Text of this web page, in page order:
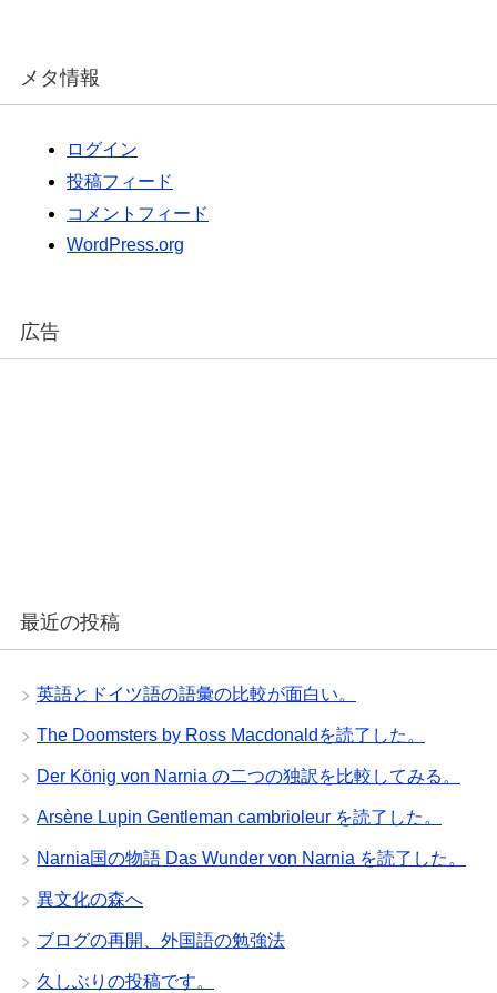
メタ情報
ログイン
投稿フィード
コメントフィード
WordPress.org
広告
最近の投稿
英語とドイツ語の語彙の比較が面白い。
The Doomsters by Ross Macdonaldを読了した。
Der König von Narnia の二つの独訳を比較してみる。
Arsène Lupin Gentleman cambrioleur を読了した。
Narnia国の物語 Das Wunder von Narnia を読了した。
異文化の森へ
ブログの再開、外国語の勉強法
久しぶりの投稿です。